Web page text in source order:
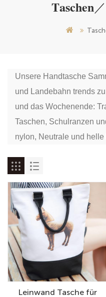
Taschen
Unsere Handtasche
und Landebahn trends
und das Wochenende:
Taschen, Schulranzen
nylon, Neutrale und helle
Leinwand Tasche für